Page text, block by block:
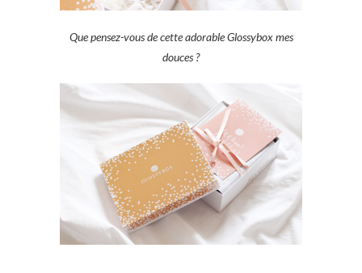
Que pensez-vous de cette adorable Glossybox mes
douces ?